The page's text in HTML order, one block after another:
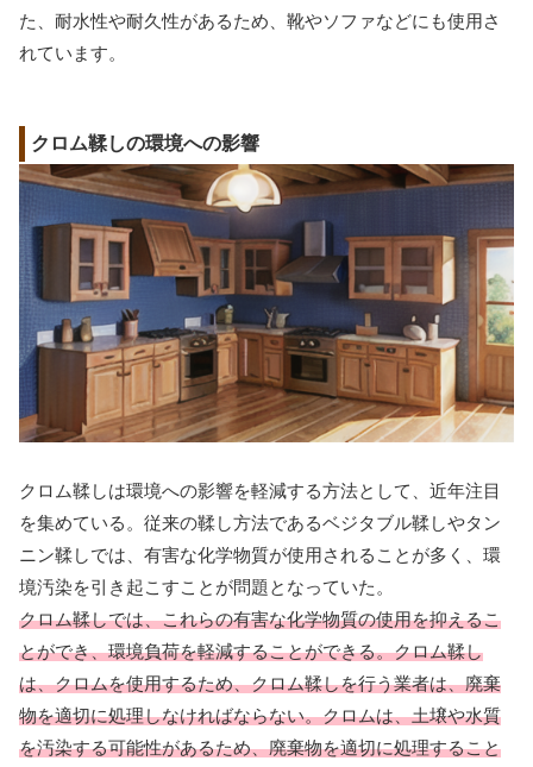
た、耐水性や耐久性があるため、靴やソファなどにも使用さ
れています。
クロム鞣しの環境への影響
クロム鞣しは環境への影響を軽減する方法として、近年注目
を集めている。従来の鞣し方法であるベジタブル鞣しやタン
ニン鞣しでは、有害な化学物質が使用されることが多く、環
境汚染を引き起こすことが問題となっていた。
クロム鞣しでは、これらの有害な化学物質の使用を抑えるこ
とができ、環境負荷を軽減することができる。クロム鞣し
は、クロムを使用するため、クロム鞣しを行う業者は、廃棄
物を適切に処理しなければならない。クロムは、土壌や水質
を汚染する可能性があるため、廃棄物を適切に処理すること